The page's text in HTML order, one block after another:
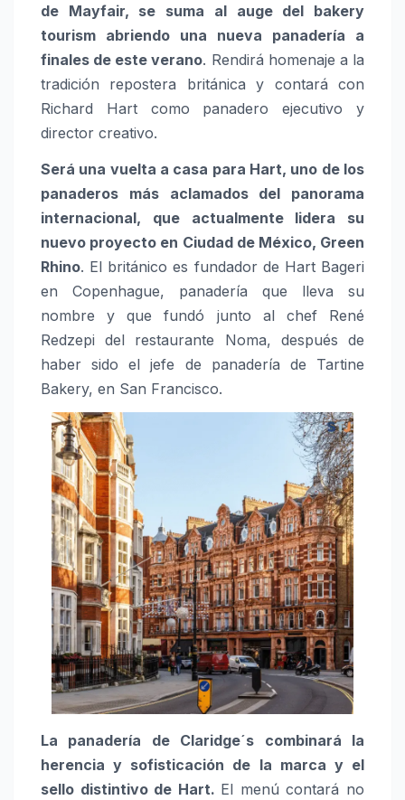
de Mayfair, se suma al auge del bakery
tourism abriendo una nueva panadería a
finales de este verano. Rendirá homenaje a la
tradición repostera británica y contará con
Richard Hart como panadero ejecutivo y
director creativo.
Será una vuelta a casa para Hart, uno de los
panaderos más aclamados del panorama
internacional, que actualmente lidera su
nuevo proyecto en Ciudad de México, Green
Rhino. El británico es fundador de Hart Bageri
en Copenhague, panadería que lleva su
nombre y que fundó junto al chef René
Redzepi del restaurante Noma, después de
haber sido el jefe de panadería de Tartine
Bakery, en San Francisco.
La panadería de Claridge´s combinará la
herencia y sofisticación de la marca y el
sello distintivo de Hart. El menú contará no